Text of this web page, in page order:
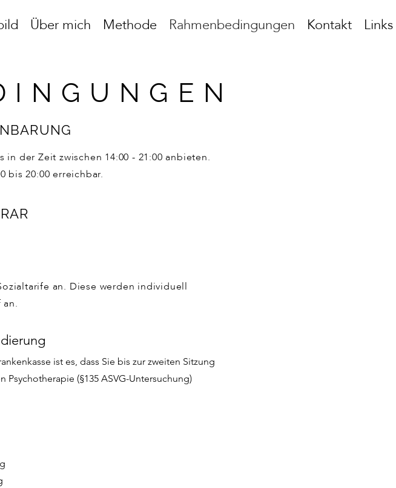
Über mich Methode Rahmenbedingungen Kontakt Links
der Zeit zwischen 14:00 - 21:00 anbieten.
bis 20:00 erreichbar.
an. Diese werden individuell
ist es, dass Sie bis zur zweiten Sitzung
(§135 ASVG-Untersuchung)